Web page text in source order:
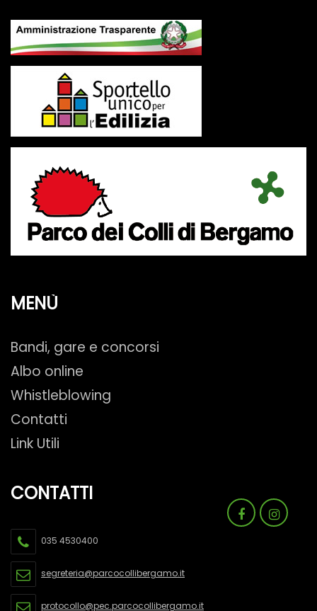
MENÙ
Bandi, gare e concorsi
Albo online
Whistleblowing
Contatti
Link Utili
CONTATTI
035 4530400
segreteria@parcocollibergamo.it
protocollo@pec.parcocollibergamo.it